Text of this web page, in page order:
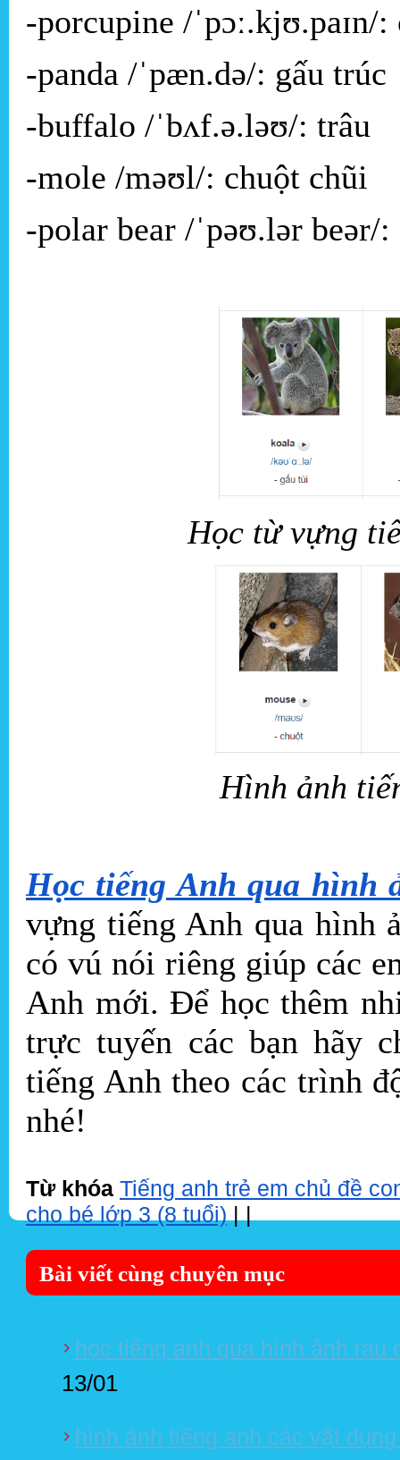
-porcupine /ˈpɔː.kjʊ.paɪn/
-panda /ˈpæn.də/: gấu trúc
-buffalo /ˈbʌf.ə.ləʊ/: trâu
-mole /məʊl/: chuột chũi
-polar bear /ˈpəʊ.lər beər/:
Học từ vựng
Hình ảnh
Học tiếng Anh qua hình
vựng tiếng Anh qua hình
có vú nói riêng giúp các
Anh mới. Để học thêm
trực tuyến các bạn hãy
tiếng Anh theo các trình
nhé!
Từ khóa Tiếng anh trẻ em chủ đề
cho bé lớp 3 (8 tuổi) ||
Bài viết cùng chuyên mục
học tiếng anh qua hình ảnh rau
13/01
hình ảnh tiếng anh các vật